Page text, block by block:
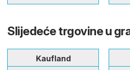
Slijedeće trgovine u
Kaufland